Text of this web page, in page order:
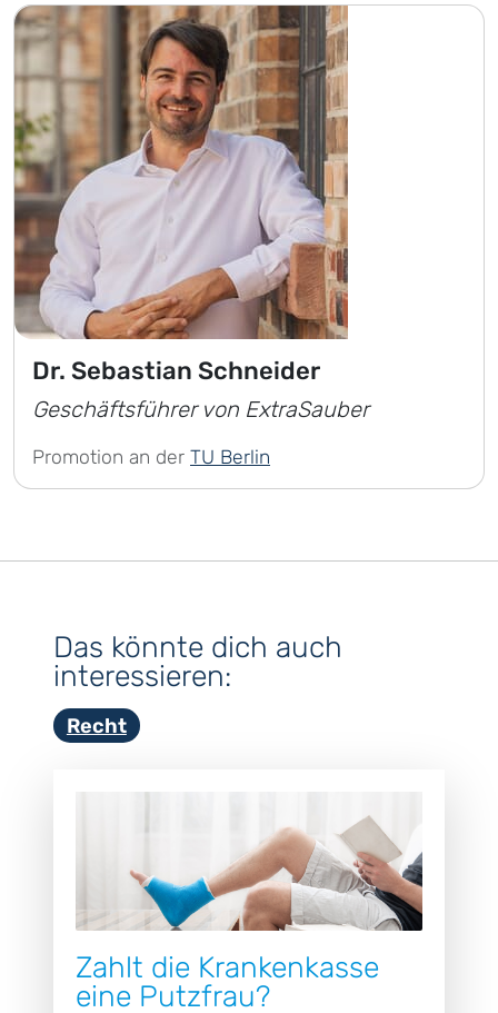
Dr. Sebastian Schneider
Geschäftsführer von ExtraSauber
Promotion an der TU Berlin
Das könnte dich auch
interessieren:
Recht
Zahlt die Krankenkasse
eine Putzfrau?